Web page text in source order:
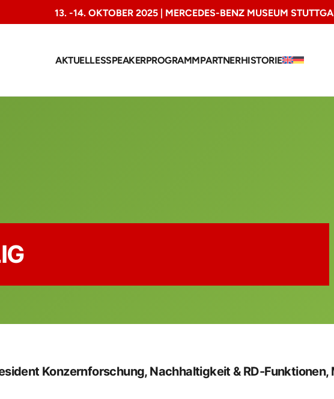
13. -14. OKTOBER 2025 | MERCEDES-BENZ MUSEUM
AKTUELLESSPEAKERPROGRAMMPARTNERHISTORIE
Konzernforschung, Nachhaltigkeit & RD-Funktionen,